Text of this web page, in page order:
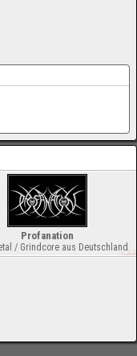
Profanation
/ Grindcore aus Deutschland